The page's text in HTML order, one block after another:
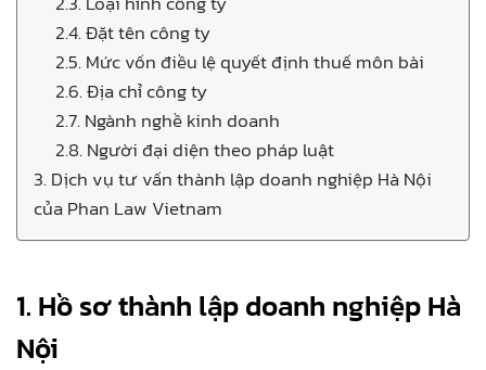
2.4. Đặt tên công ty
2.5. Mức vốn điều lệ quyết định thuế môn bài
2.6. Địa chỉ công ty
2.7. Ngành nghề kinh doanh
2.8. Người đại diện theo pháp luật
3. Dịch vụ tư vấn thành lập doanh nghiệp Hà Nội
của Phan Law Vietnam
1. Hồ sơ thành lập doanh nghiệp Hà
Nội